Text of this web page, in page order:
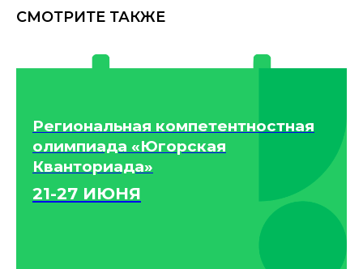
СМОТРИТЕ ТАКЖЕ
Региональная компетентностная
олимпиада «Югорская
Кванториада»
21-27 ИЮНЯ